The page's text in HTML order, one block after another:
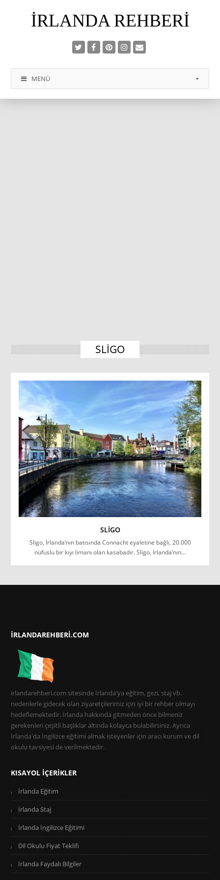
İRLANDA REHBERI
MENÜ
SLIGO
SLIGO
Sligo, İrlanda’nın batısında Connacht eyaletine bağlı, 20.000
nüfuslu bir kıyı limanı olan kasabadır. Sligo, İrlanda’nın…
IRLANDAREHBERI.COM
irlandarehberi.com sitesinde İrlanda'ya eğitim, gezi, staj vb.
nedenlerle gidecek olan ziyaretçilerimiz için iyi bir rehber olmayı
hedeflemektedir. İrlanda hakkında gitmeden önce bilmeniz
gerekenleri çeşitli başlıklar altında kolayca bulabilirsiniz. Ayrıca
İrlanda'da İngilizce eğitimi almak isteyenler için aracı kurum ve dil
okulu tavsiyesi de verilmektedir.
KISAYOL İÇERIKLER
İrlanda Eğitim
İrlanda Staj
İrlanda İngilizce Eğitimi
Dil Okulu Fiyat Teklifi
İrlanda Faydalı Bilgiler